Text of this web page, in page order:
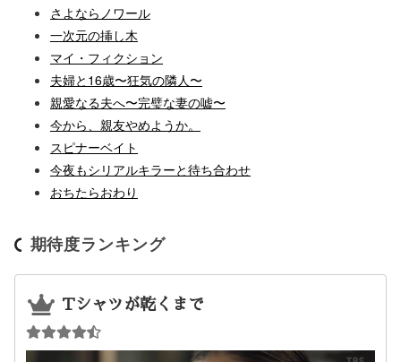
さよならノワール
一次元の挿し木
マイ・フィクション
夫婦と16歳〜狂気の隣人〜
親愛なる夫へ〜完璧な妻の嘘〜
今から、親友やめようか。
スピナーベイト
今夜もシリアルキラーと待ち合わせ
おちたらおわり
期待度ランキング
Tシャツが乾くまで